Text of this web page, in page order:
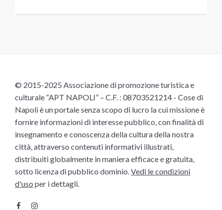
© 2015-2025 Associazione di promozione turistica e
culturale “APT NAPOLI” – C.F. : 08703521214 - Cose di
Napoli è un portale senza scopo di lucro la cui missione è
fornire informazioni di interesse pubblico, con finalità di
insegnamento e conoscenza della cultura della nostra
città, attraverso contenuti informativi illustrati,
distribuiti globalmente in maniera efficace e gratuita,
sotto licenza di pubblico dominio.Vedi le condizioni
d'uso per i dettagli.